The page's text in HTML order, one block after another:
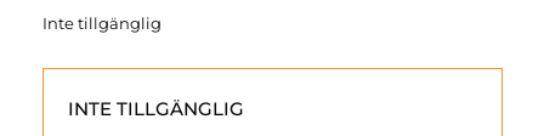
Inte tillgänglig
INTE TILLGÄNGLIG